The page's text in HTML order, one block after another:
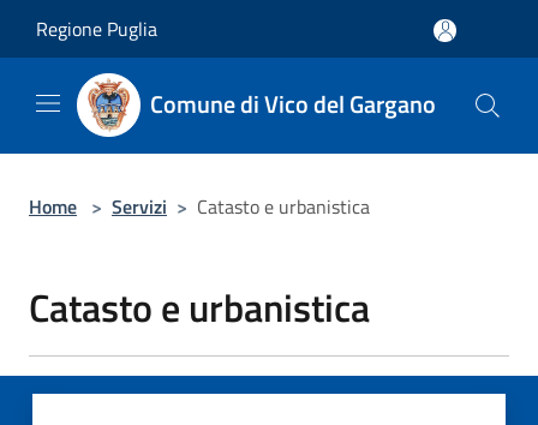
Regione Puglia
Comune di Vico del Gargano
Home > Servizi > Catasto e urbanistica
Catasto e urbanistica